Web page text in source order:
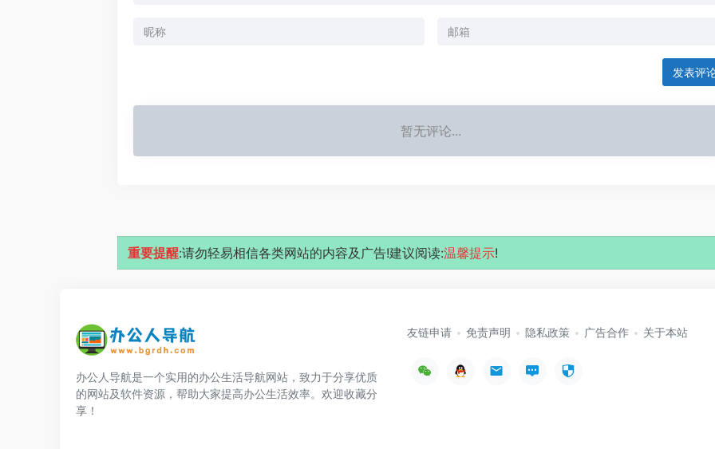
发表评
暂无评论...
重要提醒:请勿轻易相信各类网站的内容及广告!建议阅读:温馨提示!
办公人导航是一个实用的办公生活导航网站，致力于分享优质
的网站及软件资源，帮助大家提高办公生活效率。欢迎收藏分
享！
友链申请 免责声明 隐私政策 广告合作 关于本站